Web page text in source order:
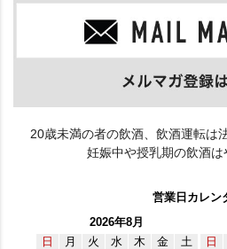
20歳未満の者の飲酒、飲酒運転は
妊娠中や授乳期の飲酒は
営業日カレン
2026年8月
日
月 火 水 木 金
土
日